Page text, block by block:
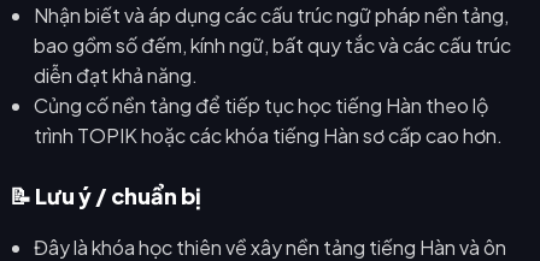
Nhận biết và áp dụng các cấu trúc ngữ pháp nền tảng,
bao gồm số đếm, kính ngữ, bất quy tắc và các cấu trúc
diễn đạt khả năng.
Củng cố nền tảng để tiếp tục học tiếng Hàn theo lộ
trình TOPIK hoặc các khóa tiếng Hàn sơ cấp cao hơn.
📝 Lưu ý / chuẩn bị
Đây là khóa học thiên về xây nền tảng tiếng Hàn và ôn